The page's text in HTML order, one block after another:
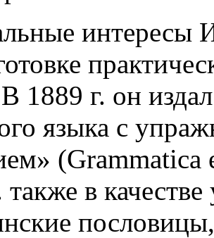
интересы
1889 г. он
языка с
также в